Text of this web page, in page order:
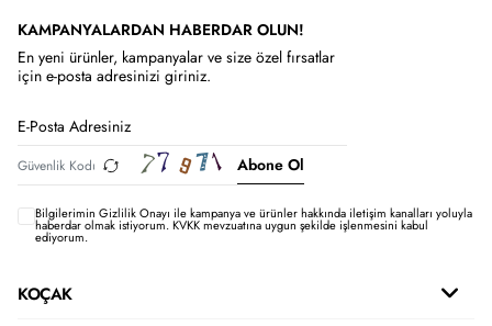
KAMPANYALARDAN HABERDAR OLUN!
En yeni ürünler, kampanyalar ve size özel fırsatlar
için e-posta adresinizi giriniz.
Abone Ol
Bilgilerimin Gizlilik Onayı ile kampanya ve ürünler hakkında iletişim kanalları yoluyla
haberdar olmak istiyorum.KVKK mevzuatına uygun şekilde işlenmesini kabul
ediyorum.
KOÇAK